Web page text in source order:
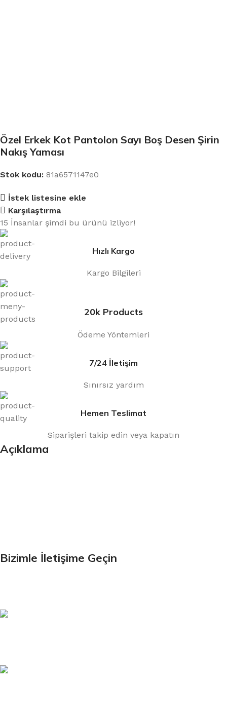
Özel Erkek Kot Pantolon Sayı Boş Desen Şirin
Nakış Yaması
Stok kodu: 81a6571147e0
İstek listesine ekle
Karşılaştırma
15 İnsanlar şimdi bu ürünü izliyor!
Hızlı Kargo
Kargo Bilgileri
20k Products
Ödeme Yöntemleri
7/24 İletişim
Sınırsız yardım
Hemen Teslimat
Siparişleri takip edin veya kapatın
Açıklama
Bizimle İletişime Geçin